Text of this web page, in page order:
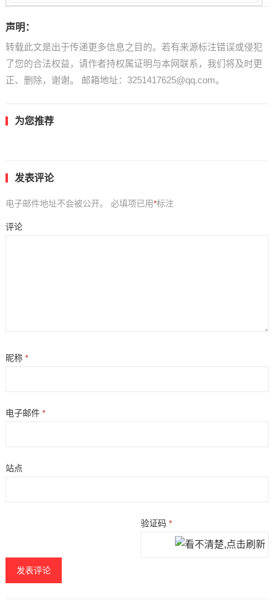
声明：
转载此文是出于传递更多信息之目的。若有来源标注错误或侵犯
了您的合法权益，请作者持权属证明与本网联系，我们将及时更
正、删除，谢谢。 邮箱地址：3251417625@qq.com。
为您推荐
发表评论
电子邮件地址不会被公开。 必填项已用*标注
评论
昵称 *
电子邮件 *
站点
验证码*